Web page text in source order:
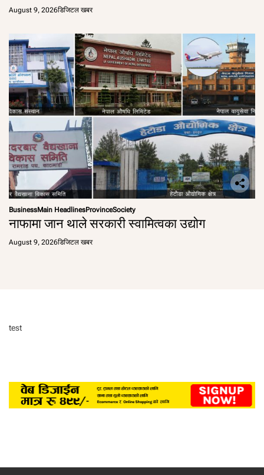
August 9, 2026डिजिटल खबर
BusinessMain HeadlinesProvinceSociety
नाफामा जान थाले सरकारी स्वामित्वका उद्योग
August 9, 2026डिजिटल खबर
test